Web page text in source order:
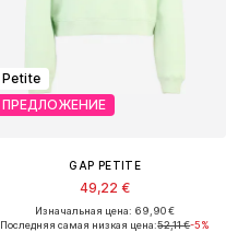
Petite
ПРЕДЛОЖЕНИЕ
GAP PETITE
49,22 €
Изначальная цена: 69,90 €
Последняя самая низкая цена:52,11 €-5%